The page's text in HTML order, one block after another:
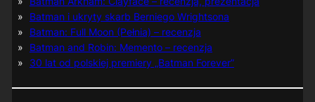
Batman i ukryty skarb Berniego Wrightsona
Batman: Full Moon (Pełnia) – recenzja
Batman and Robin: Memento – recenzja
30 lat od polskiej premiery „Batman Forever”